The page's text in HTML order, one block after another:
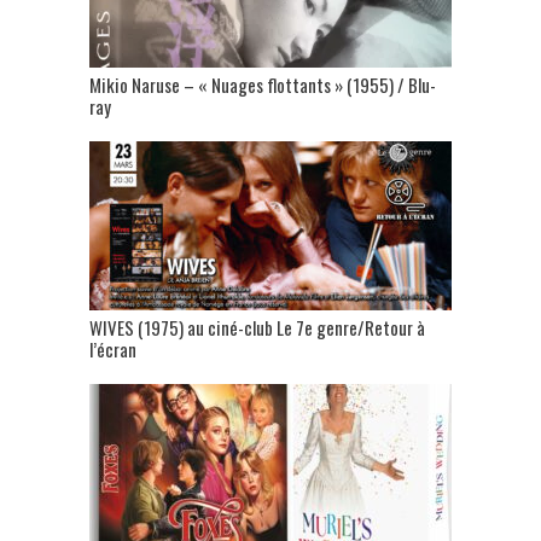
Mikio Naruse – « Nuages flottants » (1955) / Blu-
ray
WIVES (1975) au ciné-club Le 7e genre/Retour à
l’écran